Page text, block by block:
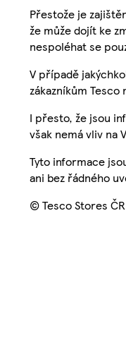
Přestože je
že může dojít ke
nespoléhat se
V případě
zákazníkům
I přesto, že jsou
však nemá vliv na
Tyto informace
ani bez řádného
© Tesco Stores